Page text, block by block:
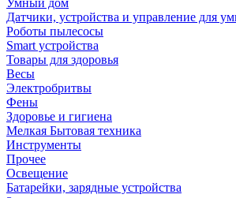
Датчики, устройства и управление для
Роботы пылесосы
Smart устройства
Товары для здоровья
Весы
Электробритвы
Фены
Здоровье и гигиена
Мелкая Бытовая техника
Инструменты
Прочее
Освещение
Батарейки, зарядные устройства